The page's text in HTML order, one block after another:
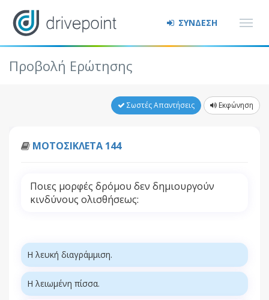
ΣΥΝΔΕΣΗ
Προβολή Ερώτησης
Σωστές Απαντήσεις Εκφώνηση
ΜΟΤΟΣΙΚΛΕΤΑ 144
Ποιες μορφές δρόμου δεν δημιουργούν
κινδύνους ολισθήσεως:
Η λευκή διαγράμμιση.
Η λειωμένη πίσσα.